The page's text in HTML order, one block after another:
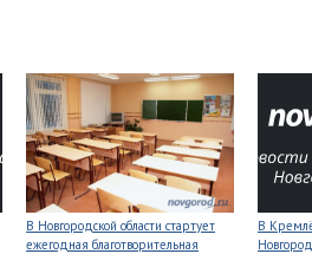
В Новгородской области стартует
ежегодная благотворительная
В